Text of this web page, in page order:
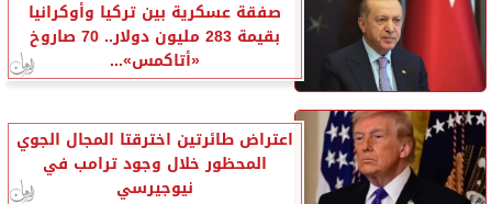
صفقة عسكرية بين تركيا وأوكرانيا
بقيمة 283 مليون دولار.. 70 صاروخ
«أتاكمس»...
اعتراض طائرتين اخترقتا المجال الجوي
المحظور خلال وجود ترامب في
نيوجيرسي